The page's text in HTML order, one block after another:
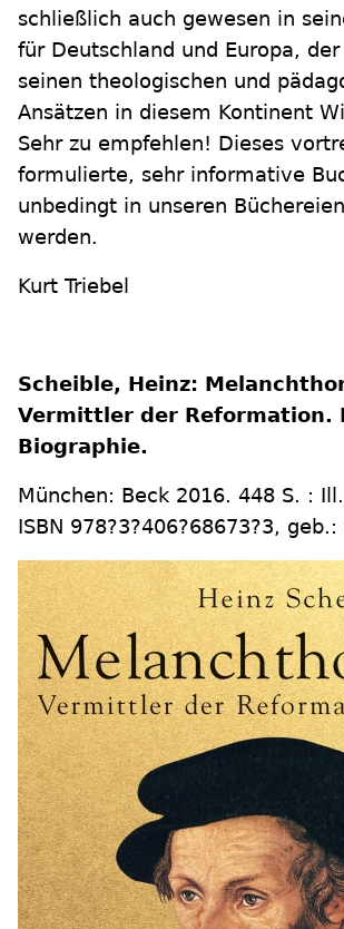
schließlich auch gewesen in
für Deutschland und Europa,
seinen theologischen und
Ansätzen in diesem Kontinent
Sehr zu empfehlen! Dieses
formulierte, sehr informative
unbedingt in unseren
werden.
Kurt Triebel
Scheible, Heinz:
Vermittler der Reformation.
Biographie.
München: Beck 2016. 448 S. :
ISBN 978?3?406?68673?3,